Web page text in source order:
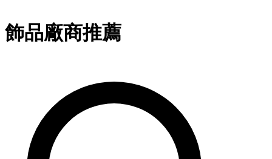
飾品廠商推薦